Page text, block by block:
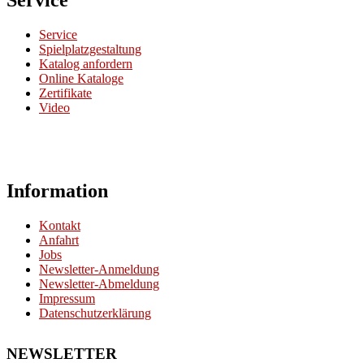
Service
Spielplatzgestaltung
Katalog anfordern
Online Kataloge
Zertifikate
Video
Information
Kontakt
Anfahrt
Jobs
Newsletter-Anmeldung
Newsletter-Abmeldung
Impressum
Datenschutzerklärung
NEWSLETTER